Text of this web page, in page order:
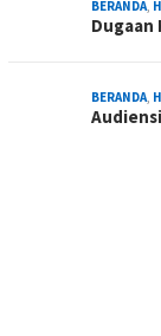
BERANDA,
Dugaan
BERANDA,